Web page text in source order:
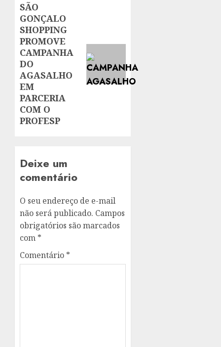
Next
post:
SÃO
GONÇALO
SHOPPING
PROMOVE
CAMPANHA
DO
AGASALHO
EM
PARCERIA
COM O
PROFESP
Deixe um
comentário
O seu endereço de e-mail
não será publicado. Campos
obrigatórios são marcados
com *
Comentário *